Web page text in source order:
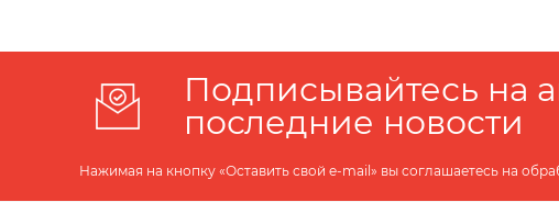
Подписывайтесь на
последние новости
Нажимая на кнопку «Оставить свой e-mail» вы соглашаетесь на